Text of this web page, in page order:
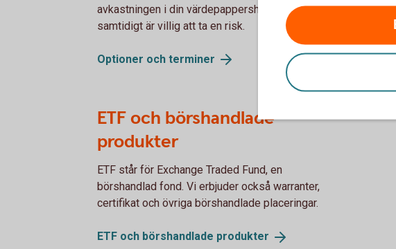
avkastningen i din värdepappershandel och
samtidigt är villig att ta en risk.
Optioner och terminer
ETF och börshandlade
produkter
ETF står för Exchange Traded Fund, en
börshandlad fond. Vi erbjuder också warranter,
certifikat och övriga börshandlade placeringar.
ETF och börshandlade produkter